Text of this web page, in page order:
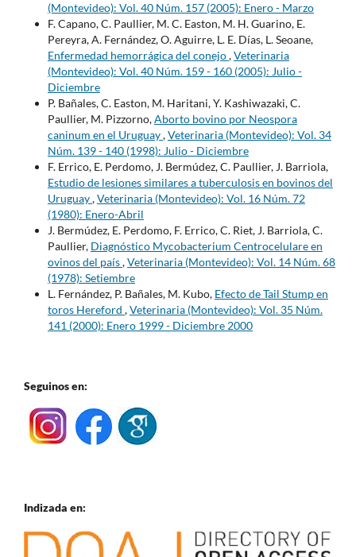
(Montevideo): Vol. 40 Núm. 157 (2005): Enero - Marzo
F. Capano, C. Paullier, M. C. Easton, M. H. Guarino, E.
Pereyra, A. Fernández, O. Aguirre, L. E. Días, L. Seoane,
Enfermedad hemorrágica del conejo,Veterinaria
(Montevideo): Vol. 40 Núm. 159 - 160 (2005): Julio -
Diciembre
P. Bañales, C. Easton, M. Haritani, Y. Kashiwazaki, C.
Paullier, M. Pizzorno,Aborto bovino por Neospora
caninum en el Uruguay,Veterinaria (Montevideo): Vol. 34
Núm. 139 - 140 (1998): Julio - Diciembre
F. Errico, E. Perdomo, J. Bermúdez, C. Paullier, J. Barriola,
Estudio de lesiones similares a tuberculosis en bovinos del
Uruguay,Veterinaria (Montevideo): Vol. 16 Núm. 72
(1980): Enero-Abril
J. Bermúdez, E. Perdomo, F. Errico, C. Riet, J. Barriola, C.
Paullier, Diagnóstico Mycobacterium Centrocelulare en
ovinos del país,Veterinaria (Montevideo): Vol. 14 Núm. 68
(1978): Setiembre
L. Fernández, P. Bañales, M. Kubo, Efecto de Tail Stump en
toros Hereford ,Veterinaria (Montevideo): Vol. 35 Núm.
141 (2000): Enero 1999 - Diciembre 2000
Seguinos en:
Indizada en: